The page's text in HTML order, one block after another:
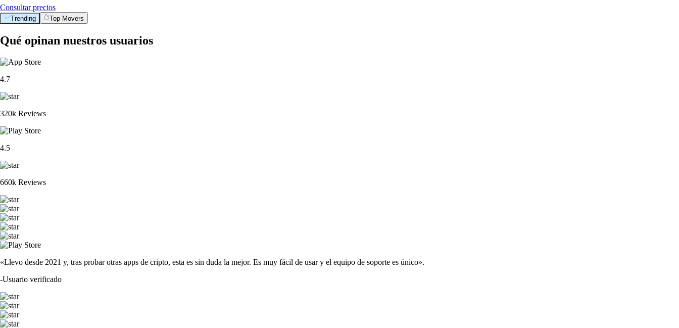
Consultar precios
Trending Top Movers
Qué opinan nuestros usuarios
4.7
320k Reviews
4.5
660k Reviews
«Llevo desde 2021 y, tras probar otras apps de cripto, esta es sin duda la mejor. Es muy fácil de usar y el equipo de soporte es único».
-Usuario verificado